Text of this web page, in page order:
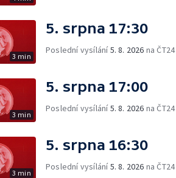
3 min
5. srpna 17:30
Poslední vysílání5. 8. 2026 na ČT24
3 min
5. srpna 17:00
Poslední vysílání5. 8. 2026 na ČT24
3 min
5. srpna 16:30
Poslední vysílání5. 8. 2026 na ČT24